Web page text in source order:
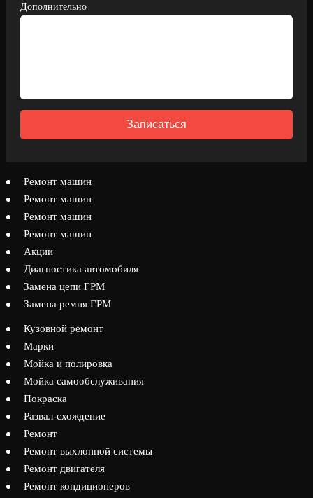
Дополнительно
Записаться
Ремонт машин
Ремонт машин
Ремонт машин
Ремонт машин
Акции
Диагностика автомобиля
Замена цепи ГРМ
Замена ремня ГРМ
Кузовной ремонт
Марки
Мойка и полировка
Мойка самообслуживания
Покраска
Развал-схождение
Ремонт
Ремонт выхлопной системы
Ремонт двигателя
Ремонт кондиционеров